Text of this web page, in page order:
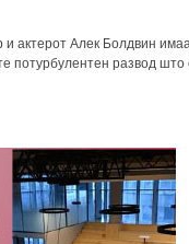
актерот Алек Болдвин
потурбулентен развод што